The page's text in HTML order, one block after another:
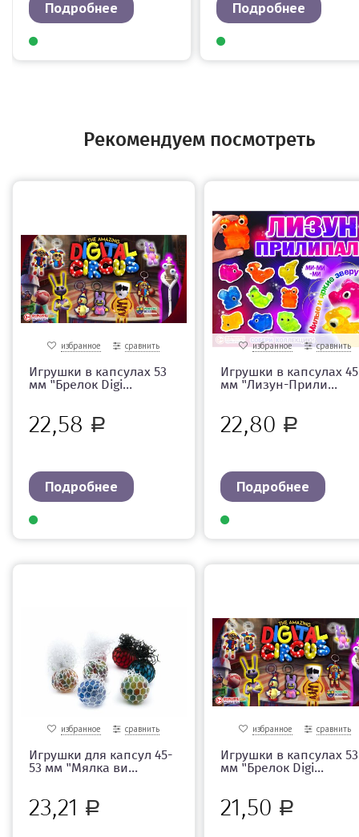
Подробнее Подробнее
Рекомендуем посмотреть
избранное сравнить
Игрушки в капсулах 53
мм "Брелок Digi...
22,58 Р
Подробнее
избранное сравнить
Игрушки в капсулах 45
мм "Лизун-Прили...
22,80 Р
Подробнее
избранное сравнить
Игрушки для капсул 45-
53 мм "Мялка ви...
23,21 Р
избранное сравнить
Игрушки в капсулах 53
мм "Брелок Digi...
21,50 Р